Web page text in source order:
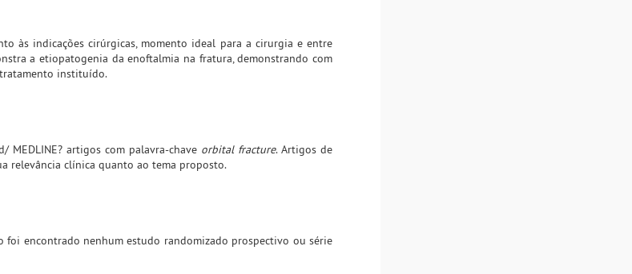
às indicações cirúrgicas, momento ideal para a cirurgia e entre
a etiopatogenia da enoftalmia na fratura, demonstrando com
instituído.
artigos com palavra-chave orbital fracture. Artigos de
relevância clínica quanto ao tema proposto.
foi encontrado nenhum estudo randomizado prospectivo ou série